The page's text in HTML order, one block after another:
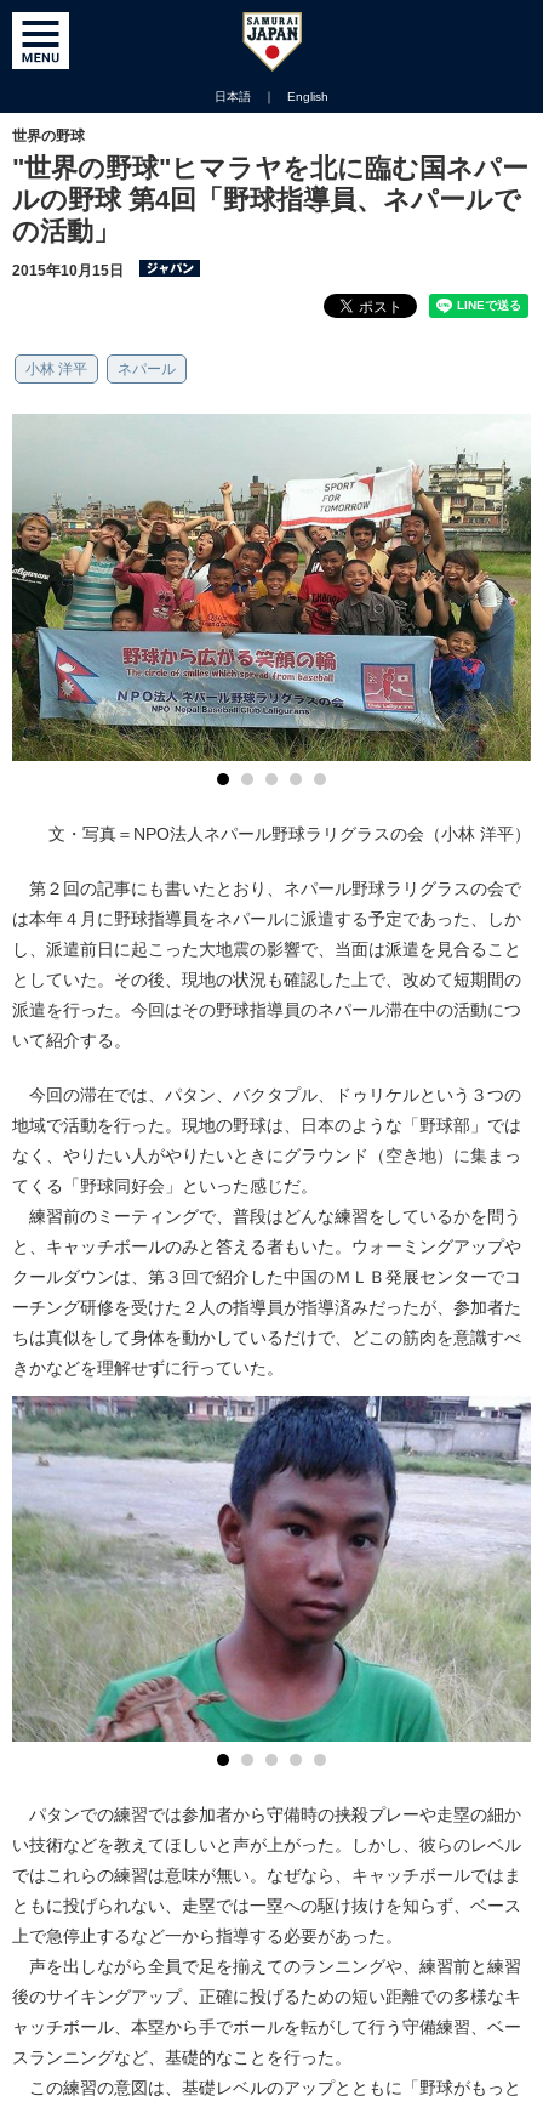
日本語 ｜ English
世界の野球
"世界の野球"ヒマラヤを北に臨む国ネパー
ルの野球 第4回「野球指導員、ネパールで
の活動」
2015年10月15日
小林 洋平 ネパール
文・写真＝NPO法人ネパール野球ラリグラスの会（小林 洋平）
第２回の記事にも書いたとおり、ネパール野球ラリグラスの会で
は本年４月に野球指導員をネパールに派遣する予定であった、しか
し、派遣前日に起こった大地震の影響で、当面は派遣を見合ること
としていた。その後、現地の状況も確認した上で、改めて短期間の
派遣を行った。今回はその野球指導員のネパール滞在中の活動につ
いて紹介する。
今回の滞在では、パタン、バクタプル、ドゥリケルという３つの
地域で活動を行った。現地の野球は、日本のような「野球部」では
なく、やりたい人がやりたいときにグラウンド（空き地）に集まっ
てくる「野球同好会」といった感じだ。
練習前のミーティングで、普段はどんな練習をしているかを問う
と、キャッチボールのみと答える者もいた。ウォーミングアップや
クールダウンは、第３回で紹介した中国のＭＬＢ発展センターでコ
ーチング研修を受けた２人の指導員が指導済みだったが、参加者た
ちは真似をして身体を動かしているだけで、どこの筋肉を意識すべ
きかなどを理解せずに行っていた。
パタンでの練習では参加者から守備時の挟殺プレーや走塁の細か
い技術などを教えてほしいと声が上がった。しかし、彼らのレベル
ではこれらの練習は意味が無い。なぜなら、キャッチボールではま
ともに投げられない、走塁では一塁への駆け抜けを知らず、ベース
上で急停止するなど一から指導する必要があった。
声を出しながら全員で足を揃えてのランニングや、練習前と練習
後のサイキングアップ、正確に投げるための短い距離での多様なキ
ャッチボール、本塁から手でボールを転がして行う守備練習、ベー
スランニングなど、基礎的なことを行った。
この練習の意図は、基礎レベルのアップとともに「野球がもっと